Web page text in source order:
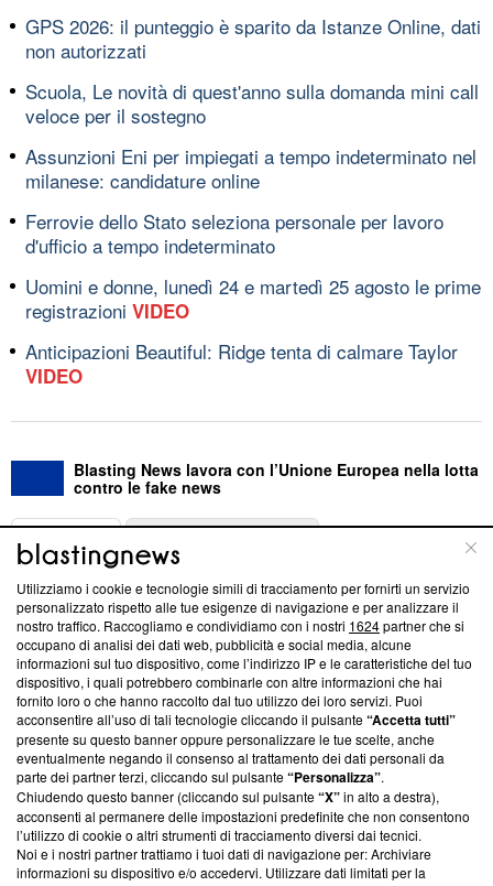
GPS 2026: il punteggio è sparito da Istanze Online, dati
non autorizzati
Scuola, Le novità di quest'anno sulla domanda mini call
veloce per il sostegno
Assunzioni Eni per impiegati a tempo indeterminato nel
milanese: candidature online
Ferrovie dello Stato seleziona personale per lavoro
d'ufficio a tempo indeterminato
Uomini e donne, lunedì 24 e martedì 25 agosto le prime
registrazioni VIDEO
Anticipazioni Beautiful: Ridge tenta di calmare Taylor
VIDEO
Blasting News lavora con l’Unione Europea nella lotta
contro le fake news
ABOUT
Questa sezione offre informazioni trasparenti su Blasting
News, sui nostri processi editoriali e su come ci impegniamo a
creare news di qualità. Inoltre, afferma la nostra aderenza a
‘Trust Project - News with Integrity’Blasting News non è
ancora membro del programma, ma ha richiesto di farne
parte; Trust Project non ha ancora effettuato una verifica di
conformità agli standard.
Su di noi
Team editoriale
Corporate
Utilizziamo i cookie e tecnologie simili di tracciamento per fornirti un servizio
personalizzato rispetto alle tue esigenze di navigazione e per analizzare il
nostro traffico. Raccogliamo e condividiamo con i nostri 1624partner che si
occupano di analisi dei dati web, pubblicità e social media, alcune
informazioni sul tuo dispositivo, come l’indirizzo IP e le caratteristiche del tuo
dispositivo, i quali potrebbero combinarle con altre informazioni che hai
fornito loro o che hanno raccolto dal tuo utilizzo dei loro servizi. Puoi
acconsentire all’uso di tali tecnologie cliccando il pulsante“Accetta tutti”
presente su questo banner oppure personalizzare le tue scelte, anche
eventualmente negando il consenso al trattamento dei dati personali da
parte dei partner terzi, cliccando sul pulsante“Personalizza”.
Chiudendo questo banner (cliccando sul pulsante“X”in alto a destra),
acconsenti al permanere delle impostazioni predefinite che non consentono
l’utilizzo di cookie o altri strumenti di tracciamento diversi dai tecnici.
Noi e i nostri partner trattiamo i tuoi dati di navigazione per: Archiviare
informazioni su dispositivo e/o accedervi. Utilizzare dati limitati per la